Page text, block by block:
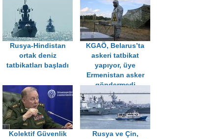
Rusya-Hindistan
ortak deniz
tatbikatları başladı
KGAÖ, Belarus’ta
askeri tatbikat
yapıyor, üye
Ermenistan asker
göndermedi
Kolektif Güvenlik
Rusya ve Çin,